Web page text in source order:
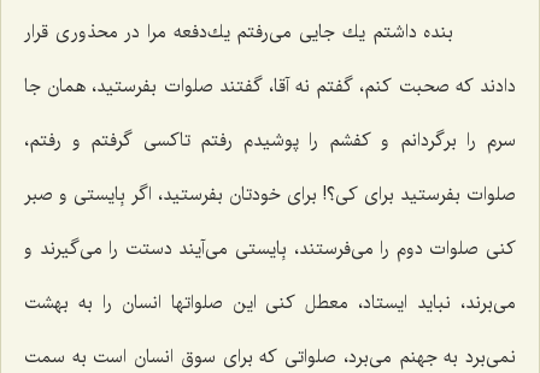
بنده داشتم یك جایی می‌رفتم یك‌دفعه مرا در محذوری قرار
دادند كه صحبت كنم، گفتم نه آقا، گفتند صلوات بفرستید، همان جا
سرم را برگردانم و كفشم را پوشیدم رفتم تاكسی گرفتم و رفتم،
صلوات بفرستید برای كی؟! برای خودتان بفرستید، اگر بِایستی و صبر
كنی صلوات دوم را می‌فرستند، بِایستی می‌آیند دستت را می‌گیرند و
می‌برند، نباید ایستاد، معطل كنی این صلواتها انسان را به بهشت
نمی‌برد به جهنم می‌برد، صلواتی كه برای سوق انسان است به سمت